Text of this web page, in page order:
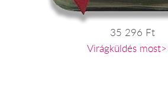
35 296 Ft
Virágküldés